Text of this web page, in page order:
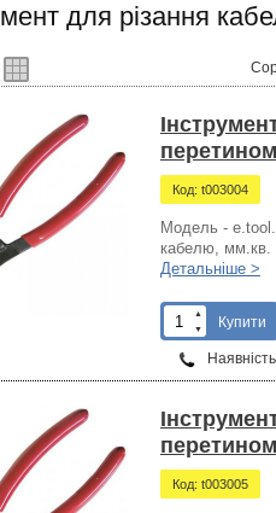
для різання
Код: t003004
Модель -
кабелю, мм.кв.
Детальніше >
▲
▼
Купити
Код: t003005